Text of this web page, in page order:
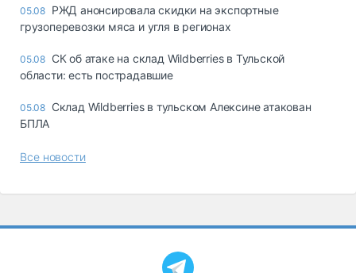
05.08 РЖД анонсировала скидки на экспортные
грузоперевозки мяса и угля в регионах
05.08 СК об атаке на склад Wildberries в Тульской
области: есть пострадавшие
05.08 Склад Wildberries в тульском Алексине атакован
БПЛА
Все новости